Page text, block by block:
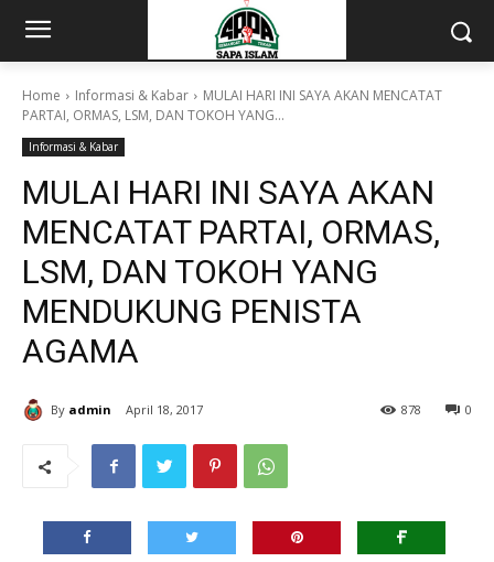
Home Informasi & Kabar
MULAI HARI INI SAYA AKAN MENCATAT
PARTAI, ORMAS, LSM, DAN TOKOH YANG...
Informasi & Kabar
MULAI HARI INI SAYA AKAN
MENCATAT PARTAI, ORMAS,
LSM, DAN TOKOH YANG
MENDUKUNG PENISTA
AGAMA
By admin April 18, 2017 0
878